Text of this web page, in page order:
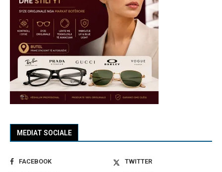
MEDIAT SOCIALE
FACEBOOK
TWITTER